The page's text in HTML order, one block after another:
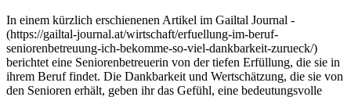
In einem kürzlich erschienenen Artikel im Gailtal Journal -
(https://gailtal-journal.at/wirtschaft/erfuellung-im-beruf-
seniorenbetreuung-ich-bekomme-so-viel-dankbarkeit-zurueck/)
berichtet eine Seniorenbetreuerin von der tiefen Erfüllung, die sie in
ihrem Beruf findet. Die Dankbarkeit und Wertschätzung, die sie von
den Senioren erhält, geben ihr das Gefühl, eine bedeutungsvolle